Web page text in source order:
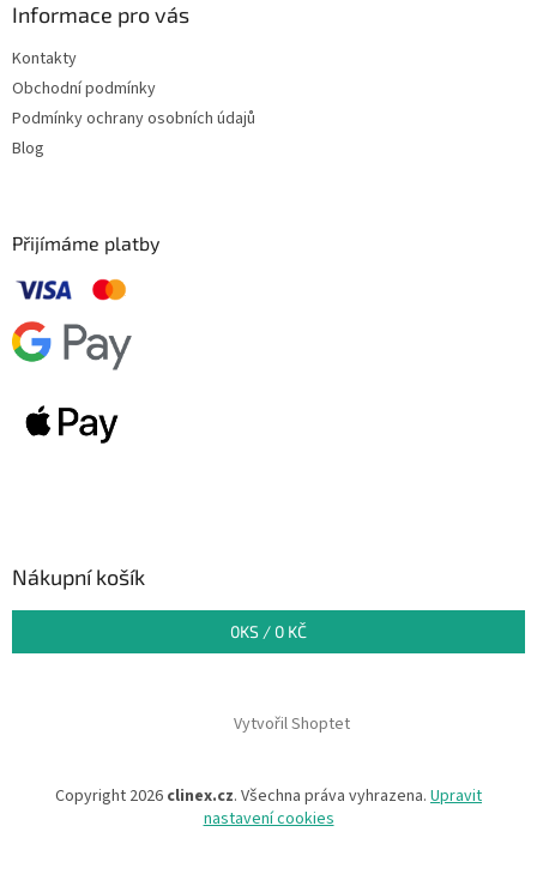
Informace pro vás
Kontakty
Obchodní podmínky
Podmínky ochrany osobních údajů
Blog
Přijímáme platby
Nákupní košík
0KS / 0 KČ
Vytvořil Shoptet
Copyright 2026 clinex.cz. Všechna práva vyhrazena. Upravit
nastavení cookies